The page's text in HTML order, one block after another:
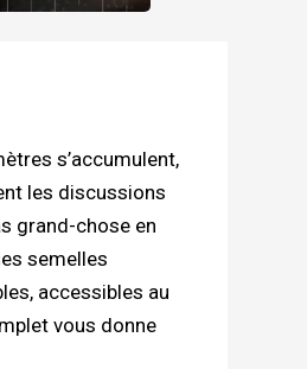
s’accumulent,
les discussions
grand-chose en
semelles
accessibles au
vous donne